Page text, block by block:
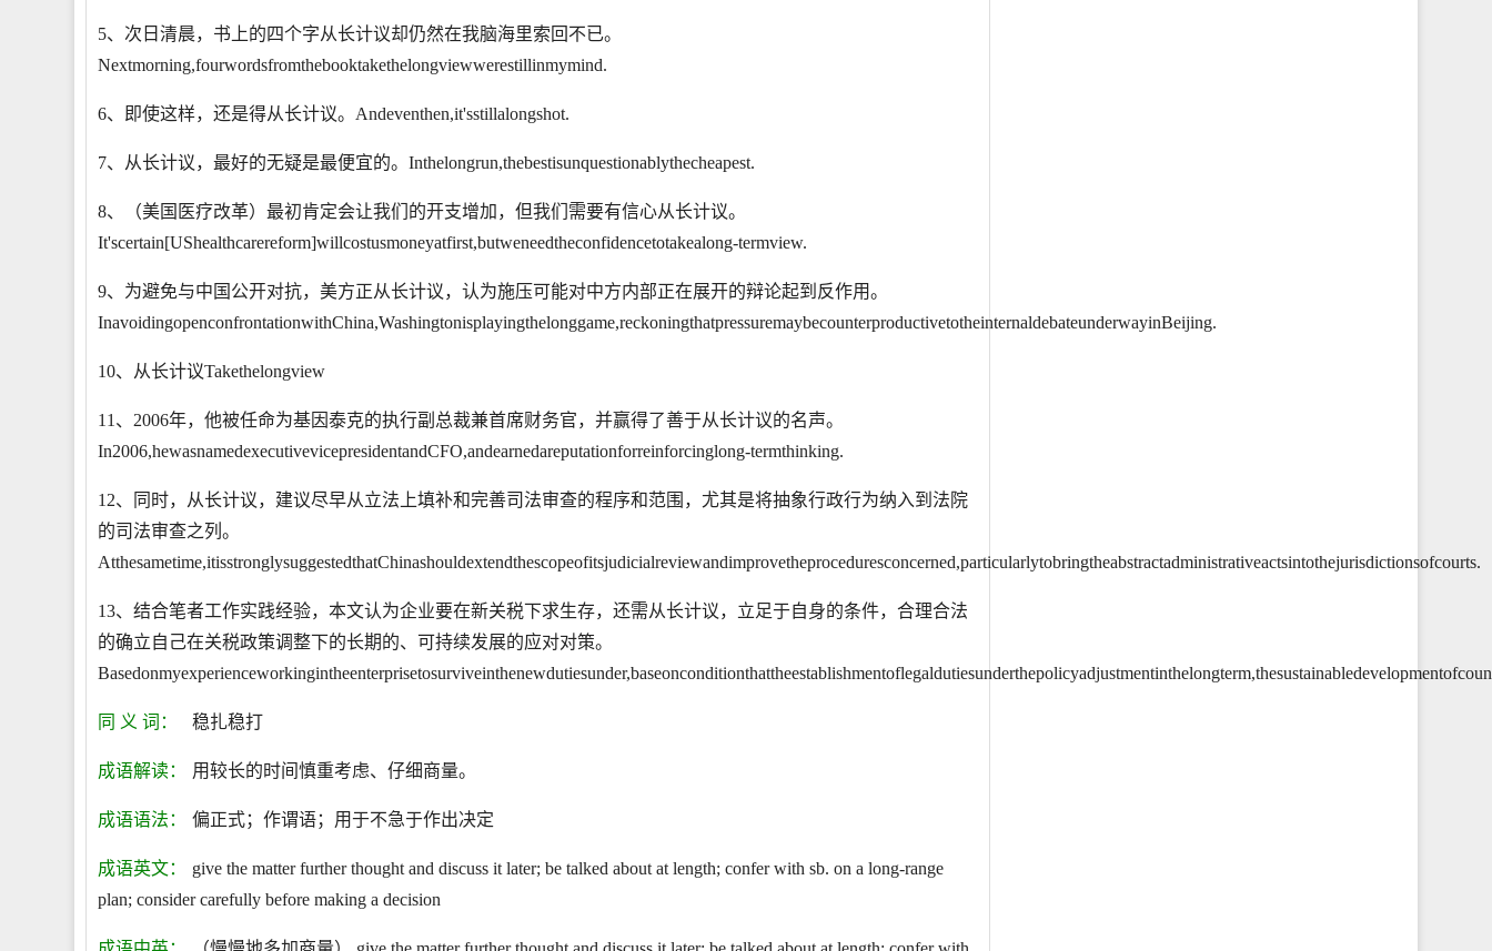
5、次日清晨，书上的四个字从长计议却仍然在我脑海里索回不已。
Nextmorning,fourwordsfromthebooktakethelongviewwerestillinmymind.
6、即使这样，还是得从长计议。Andeventhen,it'sstillalongshot.
7、从长计议，最好的无疑是最便宜的。Inthelongrun,thebestisunquestionablythecheapest.
8、（美国医疗改革）最初肯定会让我们的开支增加，但我们需要有信心从长计议。
It'scertain[UShealthcarereform]willcostusmoneyatfirst,butweneedtheconfidencetotakealong-termview.
9、为避免与中国公开对抗，美方正从长计议，认为施压可能对中方内部正在展开的辩论起到反作用。
InavoidingopenconfrontationwithChina,Washingtonisplayingthelonggame,reckoningthatpressuremaybecounterproductivetotheinternaldebateunderwayinBeijing.
10、从长计议Takethelongview
11、2006年，他被任命为基因泰克的执行副总裁兼首席财务官，并赢得了善于从长计议的名声。
In2006,hewasnamedexecutivevicepresidentandCFO,andearnedareputationforreinforcinglong-termthinking.
12、同时，从长计议，建议尽早从立法上填补和完善司法审查的程序和范围，尤其是将抽象行政行为纳入到法院
的司法审查之列。
Atthesametime,itisstronglysuggestedthatChinashouldextendthescopeofitsjudicialreviewandimprovetheproceduresconcerned,particularlytobringtheabstractadministrativeactsintothejurisdictionsofcourts.
13、结合笔者工作实践经验，本文认为企业要在新关税下求生存，还需从长计议，立足于自身的条件，合理合法
的确立自己在关税政策调整下的长期的、可持续发展的应对对策。
同 义 词： 稳扎稳打
成语解读： 用较长的时间慎重考虑、仔细商量。
成语语法： 偏正式；作谓语；用于不急于作出决定
成语英文：
give the matter further thought and discuss it later; be talked about at length; confer with sb. on a long-range
plan; consider carefully before making a decision